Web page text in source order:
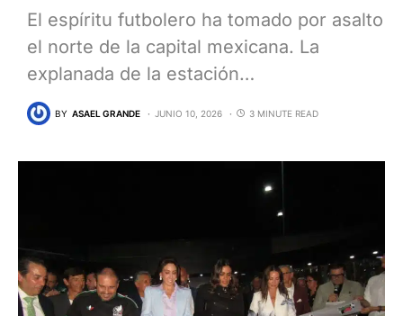
El espíritu futbolero ha tomado por asalto
el norte de la capital mexicana. La
explanada de la estación…
BY ASAEL GRANDE JUNIO 10, 2026 3 MINUTE READ